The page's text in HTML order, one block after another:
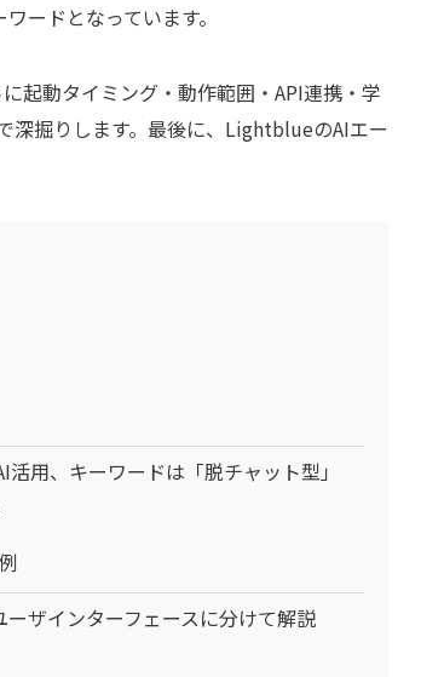
ードとなっています。
起動タイミング・動作範囲・API連携・学
深掘りします。最後に、LightblueのAIエー
用、キーワードは「脱チャット型」
ザインターフェースに分けて解説